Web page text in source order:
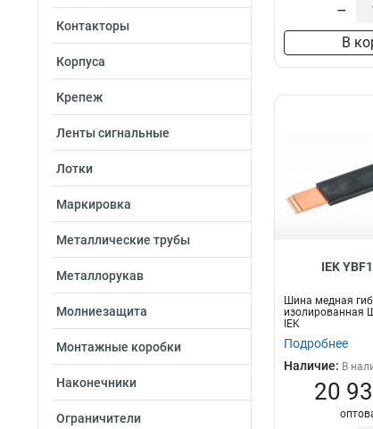
Контакторы
Корпуса
Крепеж
Ленты сигнальные
Лотки
Маркировка
Металлические трубы
Металлорукав
Молниезащита
Монтажные коробки
Наконечники
Ограничители
–
В
IEK
Шина медная
изолированная
IEK
Подробнее
Наличие: В
20